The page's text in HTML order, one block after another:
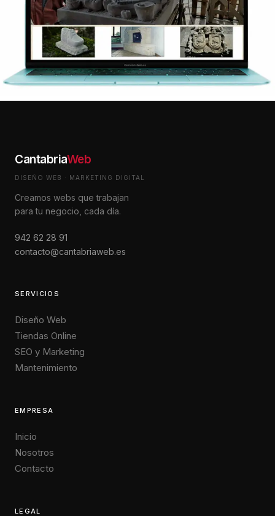
CantabriaWeb
DISEÑO WEB · MARKETING DIGITAL
Creamos webs que trabajan
para tu negocio, cada día.
942 62 28 91
contacto@cantabriaweb.es
SERVICIOS
Diseño Web
Tiendas Online
SEO y Marketing
Mantenimiento
EMPRESA
Inicio
Nosotros
Contacto
LEGAL